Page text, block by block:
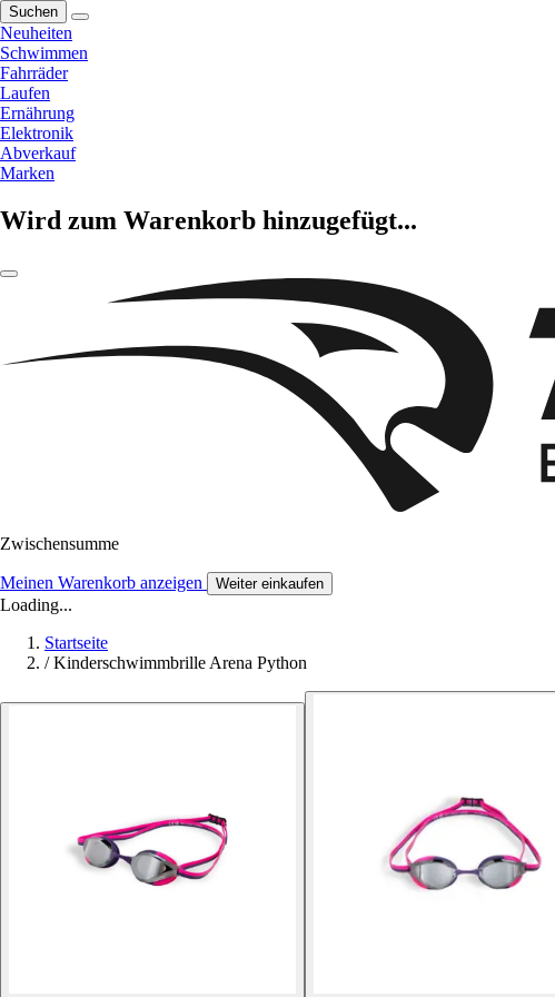
Suchen
Neuheiten
Schwimmen
Fahrräder
Laufen
Ernährung
Elektronik
Abverkauf
Marken
Wird zum Warenkorb hinzugefügt...
Zwischensumme
Meinen Warenkorb anzeigen Weiter einkaufen
Loading...
Startseite
/ Kinderschwimmbrille Arena Python